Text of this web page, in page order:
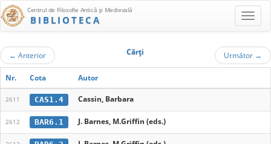
Centrul de Filosofie Antică şi Medievală
BIBLIOTECA
← Anterior Cărţi Următor →
Nr. Cota Autor
2611 CAS1.4 Cassin, Barbara
2612 BAR6.1 J. Barnes, M.Griffin (eds.)